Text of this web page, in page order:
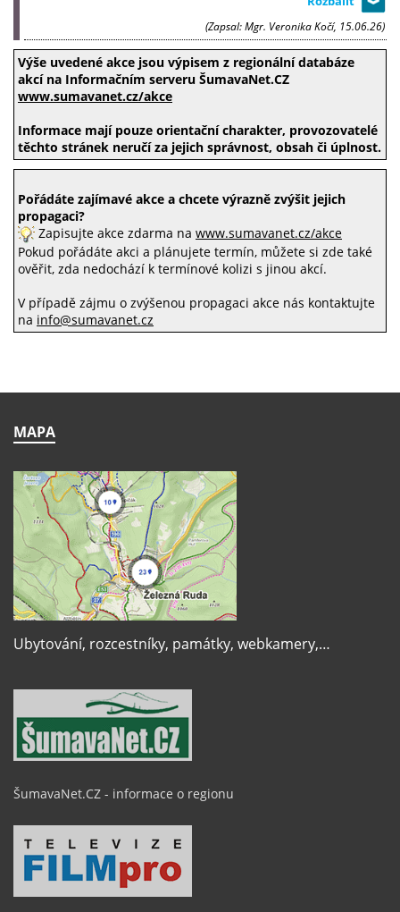
(Zapsal: Mgr. Veronika Kočí, 15.06.26)
Výše uvedené akce jsou výpisem z regionální databáze
akcí na Informačním serveru ŠumavaNet.CZ
www.sumavanet.cz/akce
Informace mají pouze orientační charakter, provozovatelé
těchto stránek neručí za jejich správnost, obsah či úplnost.
Pořádáte zajímavé akce a chcete výrazně zvýšit jejich
propagaci?
Zapisujte akce zdarma na www.sumavanet.cz/akce
Pokud pořádáte akci a plánujete termín, můžete si zde také
ověřit, zda nedochází k termínové kolizi s jinou akcí.
V případě zájmu o zvýšenou propagaci akce nás kontaktujte
na info@sumavanet.cz
MAPA
Ubytování, rozcestníky, památky, webkamery,…
ŠumavaNet.CZ - informace o regionu